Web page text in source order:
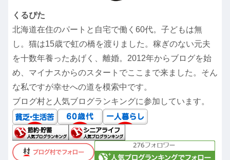
くるぴた
北海道在住のパートと自宅で働く60代。子どもは無
し。猫は15歳で虹の橋を渡りました。稼ぎのない元夫
を十数年養ったあげく、離婚。2012年からブログを始
め、マイナスからのスタートでここまで来ました。そん
な私ですが幸せへの道を模索中です。
ブログ村と人気ブログランキングに参加しています。